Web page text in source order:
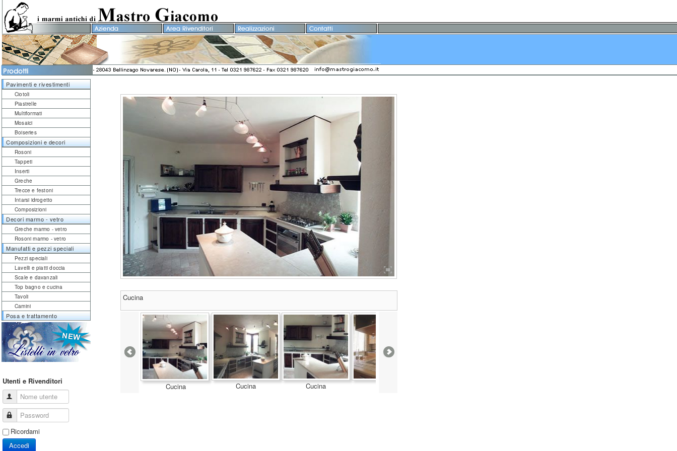
Pavimenti e rivestimenti
Ciotoli
Piastrelle
Multiformati
Mosaici
Boiseries
Composizioni e decori
Rosoni
Tappeti
Inserti
Greche
Trecce e festoni
Intarsi idrogetto
Composizioni
Decori marmo - vetro
Greche marmo - vetro
Rosoni marmo - vetro
Manufatti e pezzi speciali
Pezzi speciali
Lavelli e piatti doccia
Scale e davanzali
Top bagno e cucina
Tavoli
Camini
Posa e trattamento
Utenti e Rivenditori
Nome utente
Password
Ricordami
Accedi
Cucina
Cucina Cucina Cucina